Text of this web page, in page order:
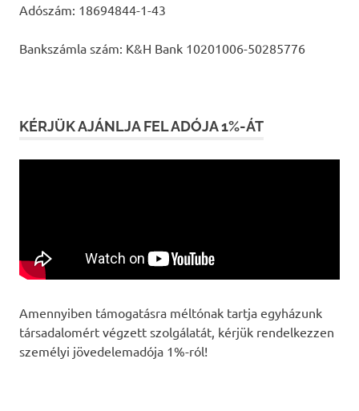
Adószám: 18694844-1-43
Bankszámla szám: K&H Bank 10201006-50285776
KÉRJÜK AJÁNLJA FEL ADÓJA 1%-ÁT
Amennyiben támogatásra méltónak tartja egyházunk
társadalomért végzett szolgálatát, kérjük rendelkezzen
személyi jövedelemadója 1%-ról!